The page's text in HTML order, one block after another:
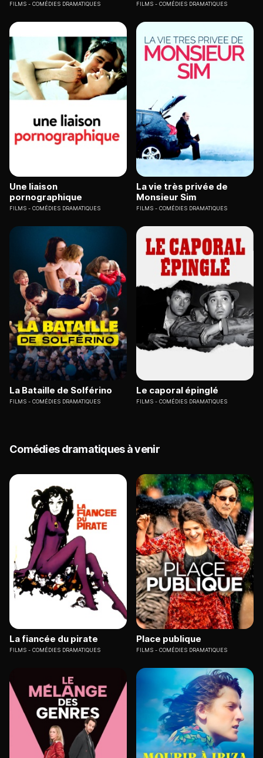
FILMS COMÉDIES DRAMATIQUES FILMS COMÉDIES DRAMATIQUES
Une liaison
pornographique
FILMS COMÉDIES DRAMATIQUES
La vie très privée de
Monsieur Sim
FILMS COMÉDIES DRAMATIQUES
La Bataille de Solférino
FILMS COMÉDIES DRAMATIQUES
Le caporal épinglé
FILMS COMÉDIES DRAMATIQUES
Comédies dramatiques à venir
La fiancée du pirate
FILMS COMÉDIES DRAMATIQUES
Place publique
FILMS COMÉDIES DRAMATIQUES